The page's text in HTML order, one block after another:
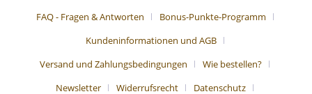
FAQ - Fragen & Antworten
Bonus-Punkte-Programm
Kundeninformationen und AGB
Versand und Zahlungsbedingungen
Wie bestellen?
Newsletter
Widerrufsrecht Datenschutz